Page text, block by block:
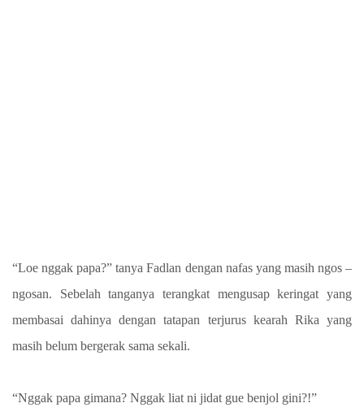
“Loe nggak papa?” tanya Fadlan dengan nafas yang masih ngos –
ngosan. Sebelah tanganya terangkat mengusap keringat yang
membasai dahinya dengan tatapan terjurus kearah Rika yang
masih belum bergerak sama sekali.
“Nggak papa gimana? Nggak liat ni jidat gue benjol gini?!”